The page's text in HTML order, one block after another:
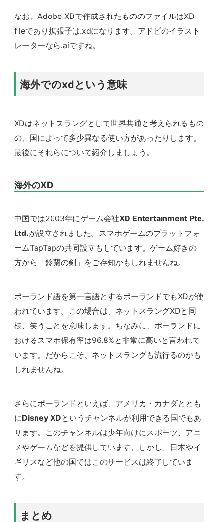
なお、Adobe XDで作成されたもののファイルはXD
fileであり拡張子は.xdになります。アドビのイラスト
レーターなら.aiですね。
海外でのxdという意味
XDはネットスラングとして世界共通と考えられるもの
の、国によって多少異なる使い方があったりします。
最後にそれらについて紹介しましょう。
海外のXD
中国では2003年にゲーム会社XD Entertainment Pte.
Ltd.が設立されました。スマホゲームのプラットフォ
ームTapTapの共同設立もしています。ゲーム好きの
方から「鈴蘭の剣」をご存知かもしれませんね。
ポーランド語を第一言語とするポーランドでもXDが使
われています。この場合は、ネットスラングXDと同
様、笑うことを意味します。ちなみに、ポーランドに
おけるスマホ保有率は96.8%と非常に高いと言われて
います。だからこそ、ネットスラングも流行るのかも
しれませんね。
さらにポーランドといえば、アメリカ・カナダととも
にDisney XDというチャンネルが利用できる国でもあ
ります。このチャンネルは少年向けにスポーツ、アニ
メやゲームなどを提供しています。しかし、日本やイ
ギリスなど他の国ではこのサービスは終了していま
す。
まとめ